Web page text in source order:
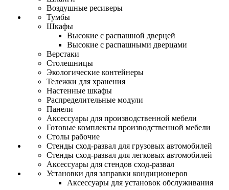
Воздушные ресиверы
Тумбы
Шкафы
Высокие с распашной дверцей
Высокие с распашными дверцами
Верстаки
Столешницы
Экологические контейнеры
Тележки для хранения
Настенные шкафы
Распределительные модули
Панели
Аксессуары для производственной мебели
Готовые комплекты производственной мебели
Столы рабочие
Стенды сход-развал для грузовых автомобилей
Стенды сход-развал для легковых автомобилей
Аксессуары для стендов сход-развал
Установки для заправки кондиционеров
Аксессуары для установок обслуживания